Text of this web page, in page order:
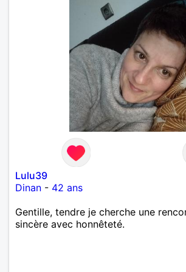
Lulu39
Dinan - 42 ans
Gentille, tendre je cherche une
sincère avec honnêteté.